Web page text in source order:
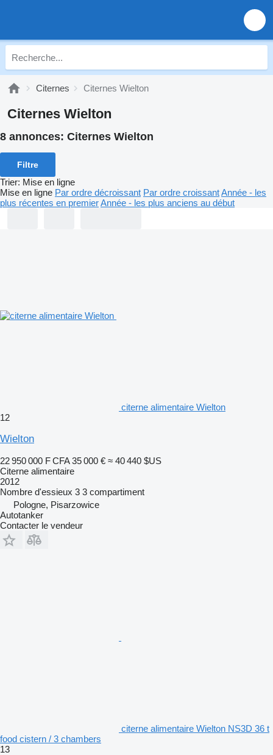
Citernes Citernes Wielton
Citernes Wielton
8 annonces: Citernes Wielton
Filtre
Trier: Mise en ligne
Mise en ligne Par ordre décroissant Par ordre croissantAnnée - les
plus récentes en premierAnnée - les plus anciens au début
citerne alimentaire Wielton
12
Wielton
22 950 000 F CFA 35 000 € ≈ 40 440 $US
Citerne alimentaire
2012
Nombre d'essieux 3 3 compartiment
Pologne, Pisarzowice
Autotanker
Contacter le vendeur
citerne alimentaire Wielton NS3D 36 t
food cistern / 3 chambers
13